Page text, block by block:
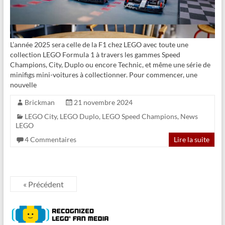
L’année 2025 sera celle de la F1 chez LEGO avec toute une
collection LEGO Formula 1 à travers les gammes Speed
Champions, City, Duplo ou encore Technic, et même une série de
minifigs mini-voitures à collectionner. Pour commencer, une
nouvelle
Brickman
21 novembre 2024
LEGO City, LEGO Duplo, LEGO Speed Champions, News
LEGO
4 Commentaires
Lire la suite
« Précédent